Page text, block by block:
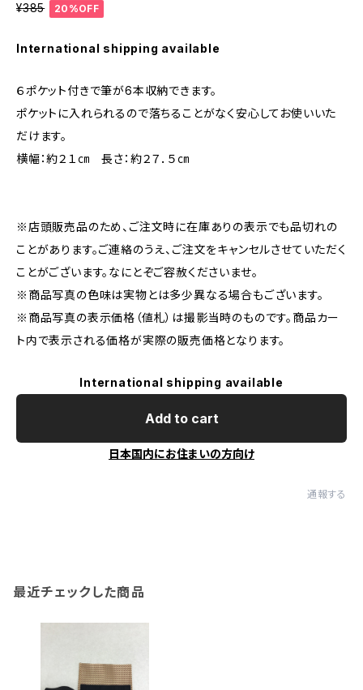
¥385 20%OFF
International shipping available
６ポケット付きで筆が6本収納できます。
ポケットに入れられるので落ちることがなく安心してお使いいた
だけます。
横幅：約２１㎝ 長さ：約２７．５㎝
※店頭販売品のため、ご注文時に在庫ありの表示でも品切れの
ことがあります。ご連絡のうえ、ご注文をキャンセルさせていただく
ことがございます。なにとぞご容赦くださいませ。
※商品写真の色味は実物とは多少異なる場合もございます。
※商品写真の表示価格（値札）は撮影当時のものです。商品カー
ト内で表示される価格が実際の販売価格となります。
International shipping available
Add to cart
日本国内にお住まいの方向け
通報する
最近チェックした商品